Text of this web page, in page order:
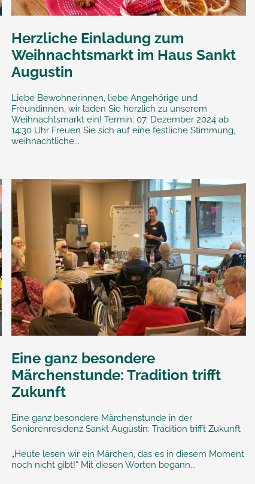
Herzliche Einladung zum
Weihnachtsmarkt im Haus Sankt
Augustin
Liebe Bewohnerinnen, liebe Angehörige und
Freundinnen, wir laden Sie herzlich zu unserem
Weihnachtsmarkt ein! Termin: 07. Dezember 2024 ab
14:30 Uhr Freuen Sie sich auf eine festliche Stimmung,
weihnachtliche...
Eine ganz besondere
Märchenstunde: Tradition trifft
Zukunft
Eine ganz besondere Märchenstunde in der
Seniorenresidenz Sankt Augustin: Tradition trifft Zukunft
„Heute lesen wir ein Märchen, das es in diesem Moment
noch nicht gibt!“ Mit diesen Worten begann...